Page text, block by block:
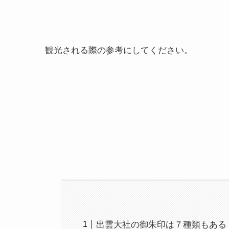
観光される際の参考にしてください。
出雲大社の御朱印は７種類もある